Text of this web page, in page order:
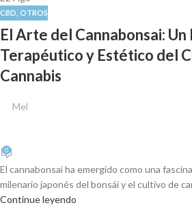
CBD OTROS
El Arte del Cannabonsai:
Terapéutico y Estético del
Cannabis
Mel
0
El cannabonsai ha emergido como una
milenario japonés del bonsái y el cultivo de
Continue leyendo